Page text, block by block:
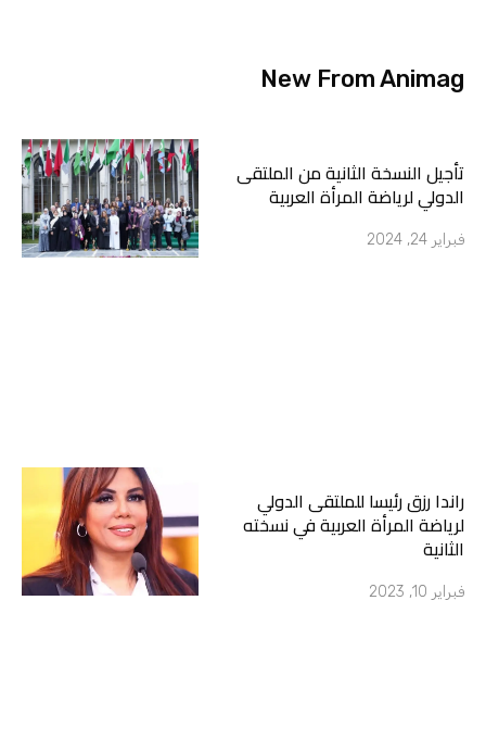
-
f
New From Animag
تأجيل النسخة الثانية من الملتقى
الدولي لرياضة المرأة العربية
فبراير 24, 2024
راندا رزق رئيسا للملتقى الدولي
لرياضة المرأة العربية في نسخته
الثانية
فبراير 10, 2023